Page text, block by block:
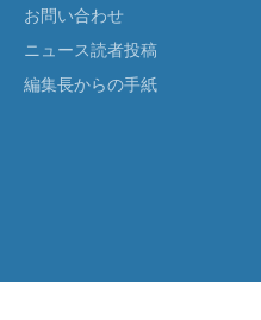
お問い合わせ
ニュース読者投稿
編集長からの手紙